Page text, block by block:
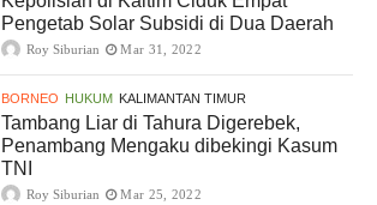
Pengetab Solar Subsidi di Dua Daerah
Roy Siburian Mar 31, 2022
BORNEO HUKUM KALIMANTAN TIMUR
Tambang Liar di Tahura Digerebek,
Penambang Mengaku dibekingi Kasum
TNI
Roy Siburian Mar 25, 2022